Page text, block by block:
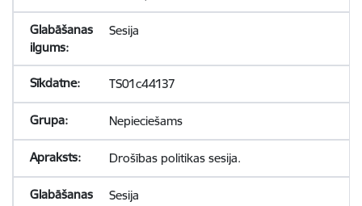
Sesija
TS01c44137
Nepieciešams
Drošības politikas sesija.
Sesija